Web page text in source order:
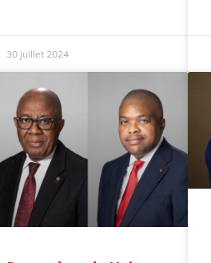
30 juillet 2024